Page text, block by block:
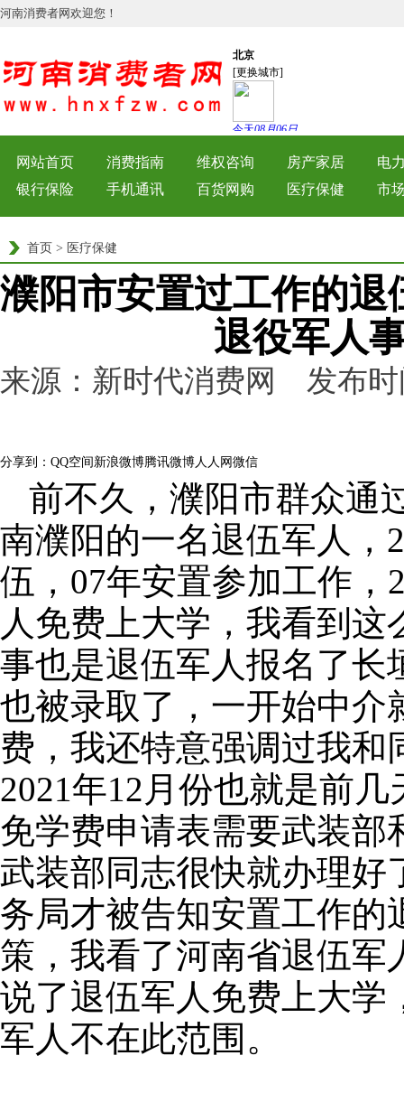
河南消费者网欢迎您！
网站首页 消费指南 维权咨询 房产家居
电
银行保险
手机通讯 百货网购 医疗保健 市
首页 > 医疗保健
濮阳市安置过工作的
退役军人
来源：新时代消费网 发布
分享到： QQ空间 新浪微博腾讯微博人人网 微信
前不久，濮阳市群众通
南濮阳的一名退伍军人，
伍，07年安置参加工作，
人免费上大学，我看到
事也是退伍军人报名了长
也被录取了，一开始中介
费，我还特意强调过我
2021年12月份也就是前
免学费申请表需要武装部
武装部同志很快就办理好
务局才被告知安置工作的
策，我看了河南省退伍军
说了退伍军人免费上大学
军人不在此范围。